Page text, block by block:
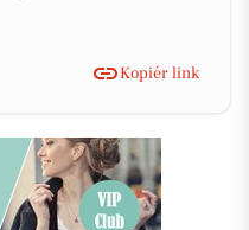
Kopiér link